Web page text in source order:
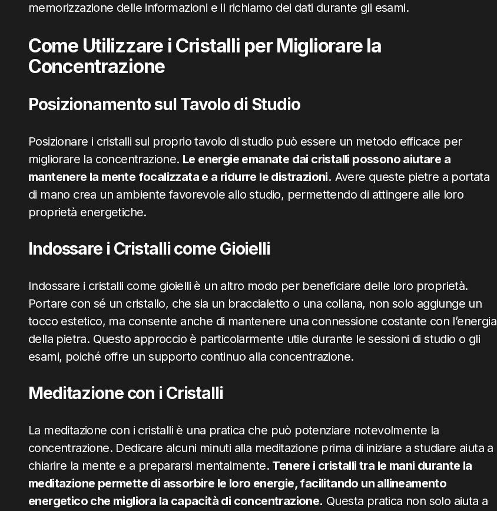
memorizzazione delle informazioni e il richiamo dei dati durante gli esami.
Come Utilizzare i Cristalli per Migliorare la
Concentrazione
Posizionamento sul Tavolo di Studio
Posizionare i cristalli sul proprio tavolo di studio può essere un metodo efficace per
migliorare la concentrazione. Le energie emanate dai cristalli possono aiutare a
mantenere la mente focalizzata e a ridurre le distrazioni. Avere queste pietre a portata
di mano crea un ambiente favorevole allo studio, permettendo di attingere alle loro
proprietà energetiche.
Indossare i Cristalli come Gioielli
Indossare i cristalli come gioielli è un altro modo per beneficiare delle loro proprietà.
Portare con sé un cristallo, che sia un braccialetto o una collana, non solo aggiunge un
tocco estetico, ma consente anche di mantenere una connessione costante con l’energia
della pietra. Questo approccio è particolarmente utile durante le sessioni di studio o gli
esami, poiché offre un supporto continuo alla concentrazione.
Meditazione con i Cristalli
La meditazione con i cristalli è una pratica che può potenziare notevolmente la
concentrazione. Dedicare alcuni minuti alla meditazione prima di iniziare a studiare aiuta a
chiarire la mente e a prepararsi mentalmente. Tenere i cristalli tra le mani durante la
meditazione permette di assorbire le loro energie, facilitando un allineamento
energetico che migliora la capacità di concentrazione. Questa pratica non solo aiuta a